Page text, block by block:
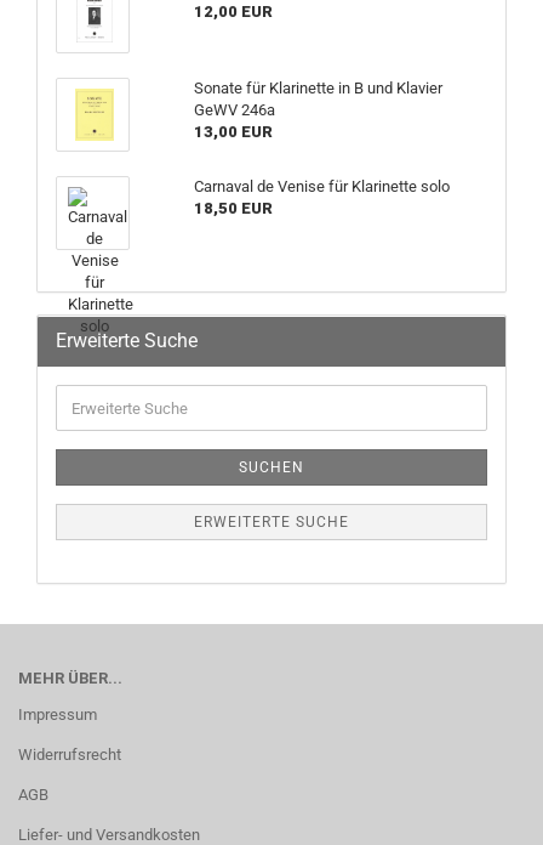
12,00 EUR
Sonate für Klarinette in B und Klavier
GeWV 246a
13,00 EUR
Carnaval de Venise für Klarinette solo
18,50 EUR
Erweiterte Suche
SUCHEN
ERWEITERTE SUCHE
MEHR ÜBER...
Impressum
Widerrufsrecht
AGB
Liefer- und Versandkosten